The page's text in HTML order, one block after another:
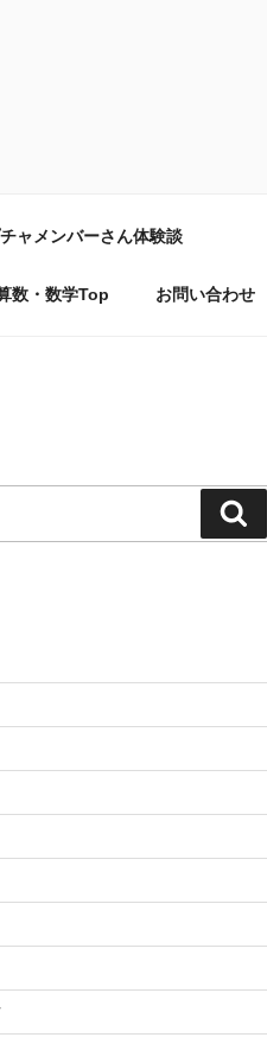
ャメンバーさん体験談
数・数学Top お問い合わせ
索